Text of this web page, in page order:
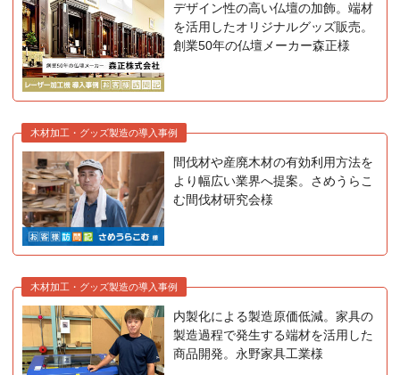
デザイン性の高い仏壇の加飾。端材
を活用したオリジナルグッズ販売。
創業50年の仏壇メーカー森正様
木材加工・グッズ製造の導入事例
間伐材や産廃木材の有効利用方法を
より幅広い業界へ提案。さめうらこ
む間伐材研究会様
木材加工・グッズ製造の導入事例
内製化による製造原価低減。家具の
製造過程で発生する端材を活用した
商品開発。永野家具工業様